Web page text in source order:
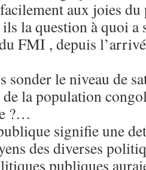
aux joies
ils la question à quoi
FMI , depuis
sonder le niveau de
de la population
?…
signifie une
des diverses
publiques